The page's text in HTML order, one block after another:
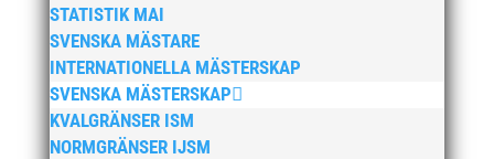
STATISTIK MAI
SVENSKA MÄSTARE
INTERNATIONELLA MÄSTERSKAP
SVENSKA MÄSTERSKAP
KVALGRÄNSER ISM
NORMGRÄNSER IJSM
januari 2025
oktober 2024
september 2024
augusti 2024
juni 2024